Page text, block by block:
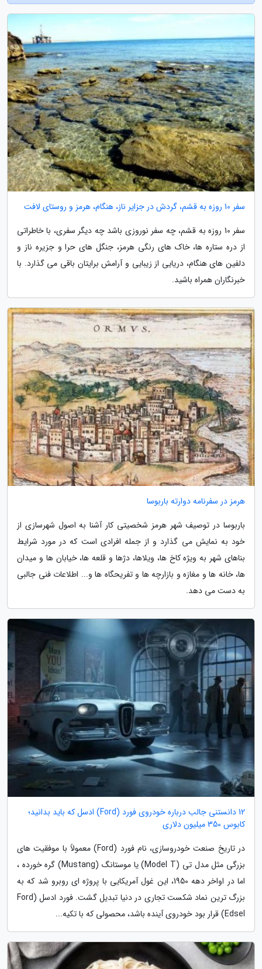
سفر 10 روزه به قشم، گردش در جزایر ناز، هنگام، هرمز و روستای لافت
سفر 10 روزه به قشم، چه سفر نوروزی باشد چه دیگر سفری، با خاطراتی
از دره ستاره ها، خاک های رنگی هرمز، جنگل های حرا و جزیره ناز و
دلفین های هنگام، دریایی از زیبایی و آرامش برایتان باقی می گذارد. با
خبرنگاران همراه باشید.
هرمز در سفرنامه دوارته باربوسا
باربوسا در توصیف شهر هرمز شخصیتی کار آشنا به اصول شهرسازی از
خود به نمایش می گذارد و از جمله افرادی است که در مورد شرایط
بناهای شهر به ویژه کاخ ها، ویلاها، دژها و قلعه ها، خیابان ها و میدان
ها، خانه ها و مغازه و بازارچه ها و تفریحگاه ها و... اطلاعات فنی جالبی
به دست می دهد.
12 دانستنی جالب درباره خودروی فورد (Ford) ادسل که باید بدانید؛
کابوس 350 میلیون دلاری
در تاریخ صنعت خودروسازی، نام فورد (Ford) معمولاً با موفقیت های
بزرگی مثل مدل تی (Model T) یا موستانگ (Mustang) گره خورده ،
اما در اواخر دهه 1950، این غول آمریکایی با پروژه ای روبرو شد که به
بزرگ ترین نماد شکست تجاری در دنیا تبدیل گشت. فورد ادسل (Ford
Edsel) قرار بود خودروی آینده باشد، محصولی که با تکیه...